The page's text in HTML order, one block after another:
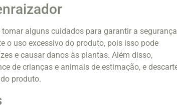
alguns cuidados para garantir a segurança
o uso excessivo do produto, pois isso pode
e causar danos às plantas. Além disso,
de crianças e animais de estimação, e
produto.